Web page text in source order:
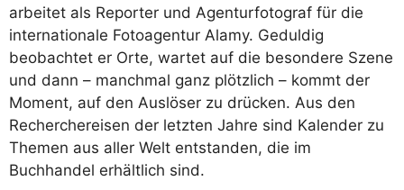
arbeitet als Reporter und Agenturfotograf für die
internationale Fotoagentur Alamy. Geduldig
beobachtet er Orte, wartet auf die besondere Szene
und dann – manchmal ganz plötzlich – kommt der
Moment, auf den Auslöser zu drücken. Aus den
Recherchereisen der letzten Jahre sind Kalender zu
Themen aus aller Welt entstanden, die im
Buchhandel erhältlich sind.